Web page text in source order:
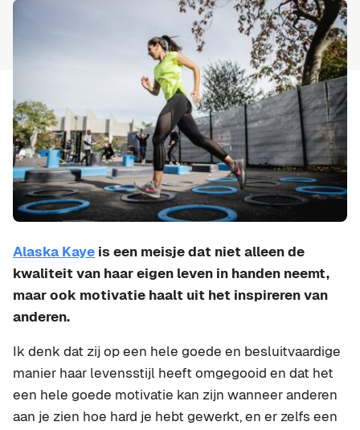
Alaska Kaye is een meisje dat niet alleen de
kwaliteit van haar eigen leven in handen neemt,
maar ook motivatie haalt uit het inspireren van
anderen.
Ik denk dat zij op een hele goede en besluitvaardige
manier haar levensstijl heeft omgegooid en dat het
een hele goede motivatie kan zijn wanneer anderen
aan je zien hoe hard je hebt gewerkt, en er zelfs een